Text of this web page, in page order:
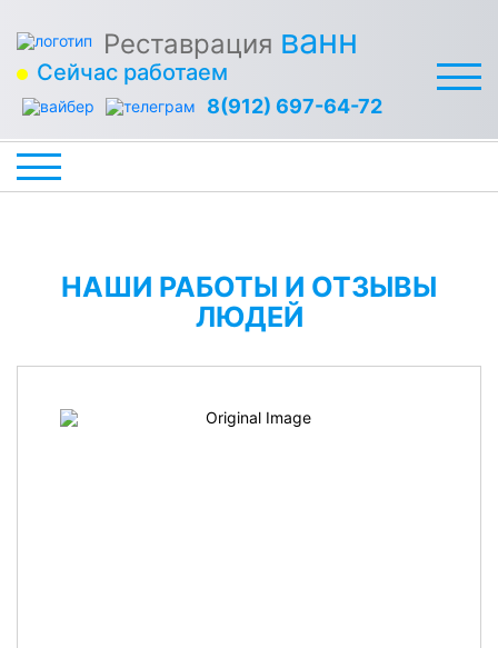
Реставрация ванн
Сейчас работаем
8(912) 697-64-72
НАШИ РАБОТЫ И ОТЗЫВЫ
ЛЮДЕЙ